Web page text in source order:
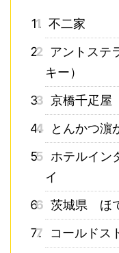
1 不二家
2 アントステ
キー）
3 京橋千疋屋
4
とんかつ濵
5 ホテルイン
イ
6 茨城県 ほ
7
コールドス